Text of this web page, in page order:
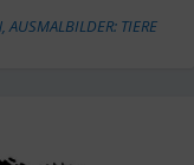
,AUSMALBILDER: TIERE